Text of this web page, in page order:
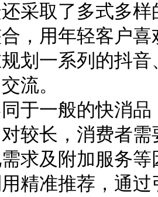
还采取了多式多
，用年轻客户
划一系列的抖
流。
于一般的快消
较长，消费者
求及附加服务
精准推荐，通